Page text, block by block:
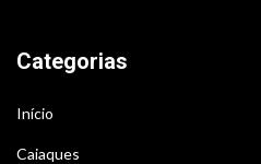
Categorias
Início
Caiaques